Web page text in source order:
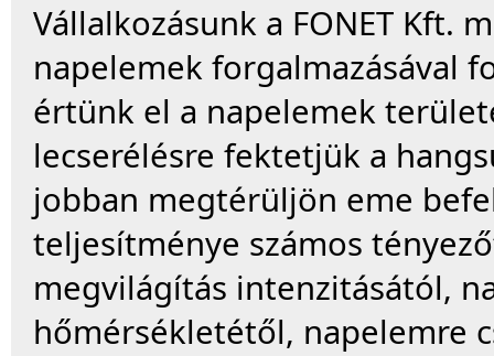
Vállalkozásunk a FONET Kft.
napelemek forgalmazásával
értünk el a napelemek
lecserélésre fektetjük a
jobban megtérüljön eme
teljesítménye számos
megvilágítás intenzitásától,
hőmérsékletétől, napelemre